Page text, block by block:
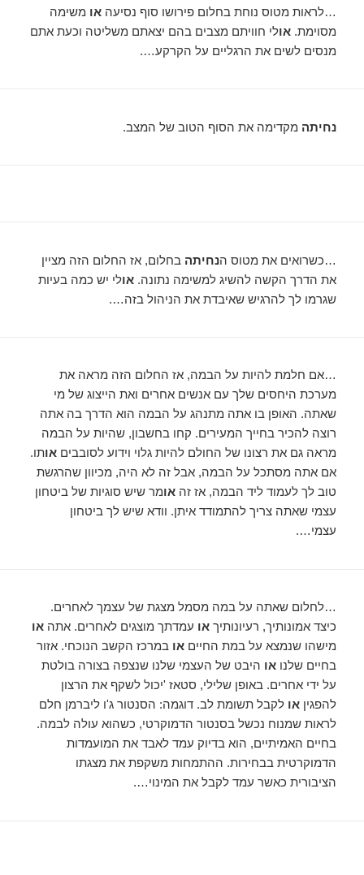
…לראות מטוס נוחת בחלום פירושו סוף נסיעהאו משימה
מסוימת.אולי חוויתם מצבים בהם יצאתם משליטה וכעת אתם
מנסים לשים את הרגליים על הקרקע….
נחיתה מקדימה את הסוף הטוב של המצב.
…כשרואים את מטוס הנחיתה בחלום, אז החלום הזה מציין
את הדרך הקשה להשיג למשימה נתונה.אולי יש כמה בעיות
שגרמו לך להרגיש שאיבדת את הניהול בזה….
…אם חלמת להיות על הבמה, אז החלום הזה מראה את
מערכת היחסים שלך עם אנשים אחרים ואת הייצוג של מי
שאתה. האופן בו אתה מתנהג על הבמה הוא הדרך בה אתה
רוצה להכיר בחייך המעירים. קחו בחשבון, שהיות על הבמה
מראה גם את רצונו של החולם להיות גלוי וידוע לסובביםאותו.
אם אתה מסתכל על הבמה, אבל זה לא היה, מכיוון שהרגשת
טוב לך לעמוד ליד הבמה, אז זהאומר שיש סוגיות של ביטחון
עצמי שאתה צריך להתמודד איתן. וודא שיש לך ביטחון
עצמי….
…לחלום שאתה על במה מסמל מצגת של עצמך לאחרים.
כיצד אמונותיך, רעיונותיךאו עמדתך מוצגים לאחרים. אתהאו
מישהו שנמצא על במת החייםאו במרכז הקשב הנוכחי. אזור
בחיים שלנואו היבט של העצמי שלנו שנצפה בצורה בולטת
על ידי אחרים. באופן שלילי, סטאז 'יכול לשקף את הרצון
להפגיןאו לקבל תשומת לב. דוגמה: הסנטור ג'ו ליברמן חלם
לראות שמנוח נכשל בסנטור הדמוקרטי, כשהוא עולה לבמה.
בחיים האמיתיים, הוא בדיוק עמד לאבד את המועמדות
הדמוקרטית בבחירות. ההתמחות משקפת את מצגתו
הציבורית כאשר עמד לקבל את המינוי….